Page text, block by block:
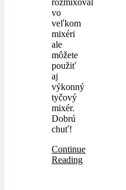
vo
veľkom
mixéri
ale
môžete
použiť
aj
výkonný
tyčový
mixér.
Dobrú
chuť!
Continue
Reading